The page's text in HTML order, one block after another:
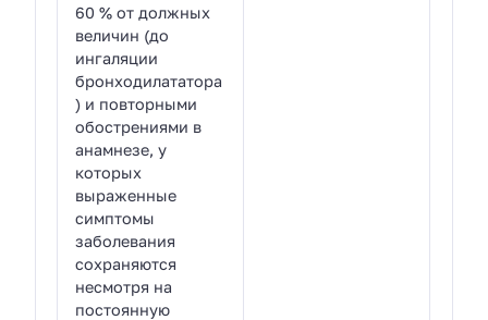
60 % от должных
величин (до
ингаляции
бронходилататора
) и повторными
обострениями в
анамнезе, у
которых
выраженные
симптомы
заболевания
сохраняются
несмотря на
постоянную